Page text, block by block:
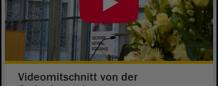
Videomitschnitt von der